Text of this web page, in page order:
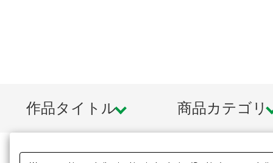
作品タイトル 商品カテゴリ